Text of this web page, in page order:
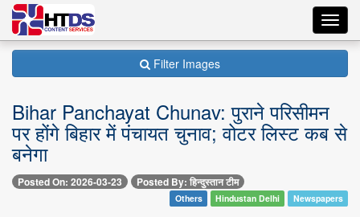
Filter Images
Bihar Panchayat Chunav: पुराने परिसीमन
पर होंगे बिहार में पंचायत चुनाव; वोटर लिस्ट कब से
बनेगा
Posted On: 2026-03-23 Posted By: हिन्दुस्तान टीम
Others Hindustan Delhi Newspapers